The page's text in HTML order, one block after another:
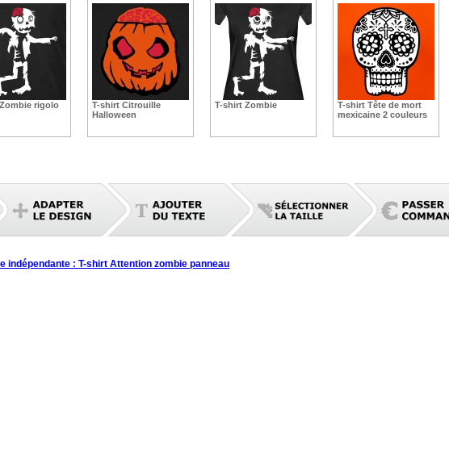
rigolo
T-shirt Citrouille
Halloween
T-shirt Zombie
T-shirt Tête de mort
mexicaine 2 couleurs
indépendante : T-shirt Attention zombie panneau